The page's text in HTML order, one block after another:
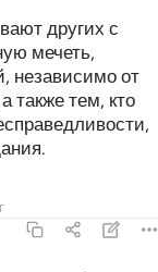
других с
мечеть,
независимо от
также тем, кто